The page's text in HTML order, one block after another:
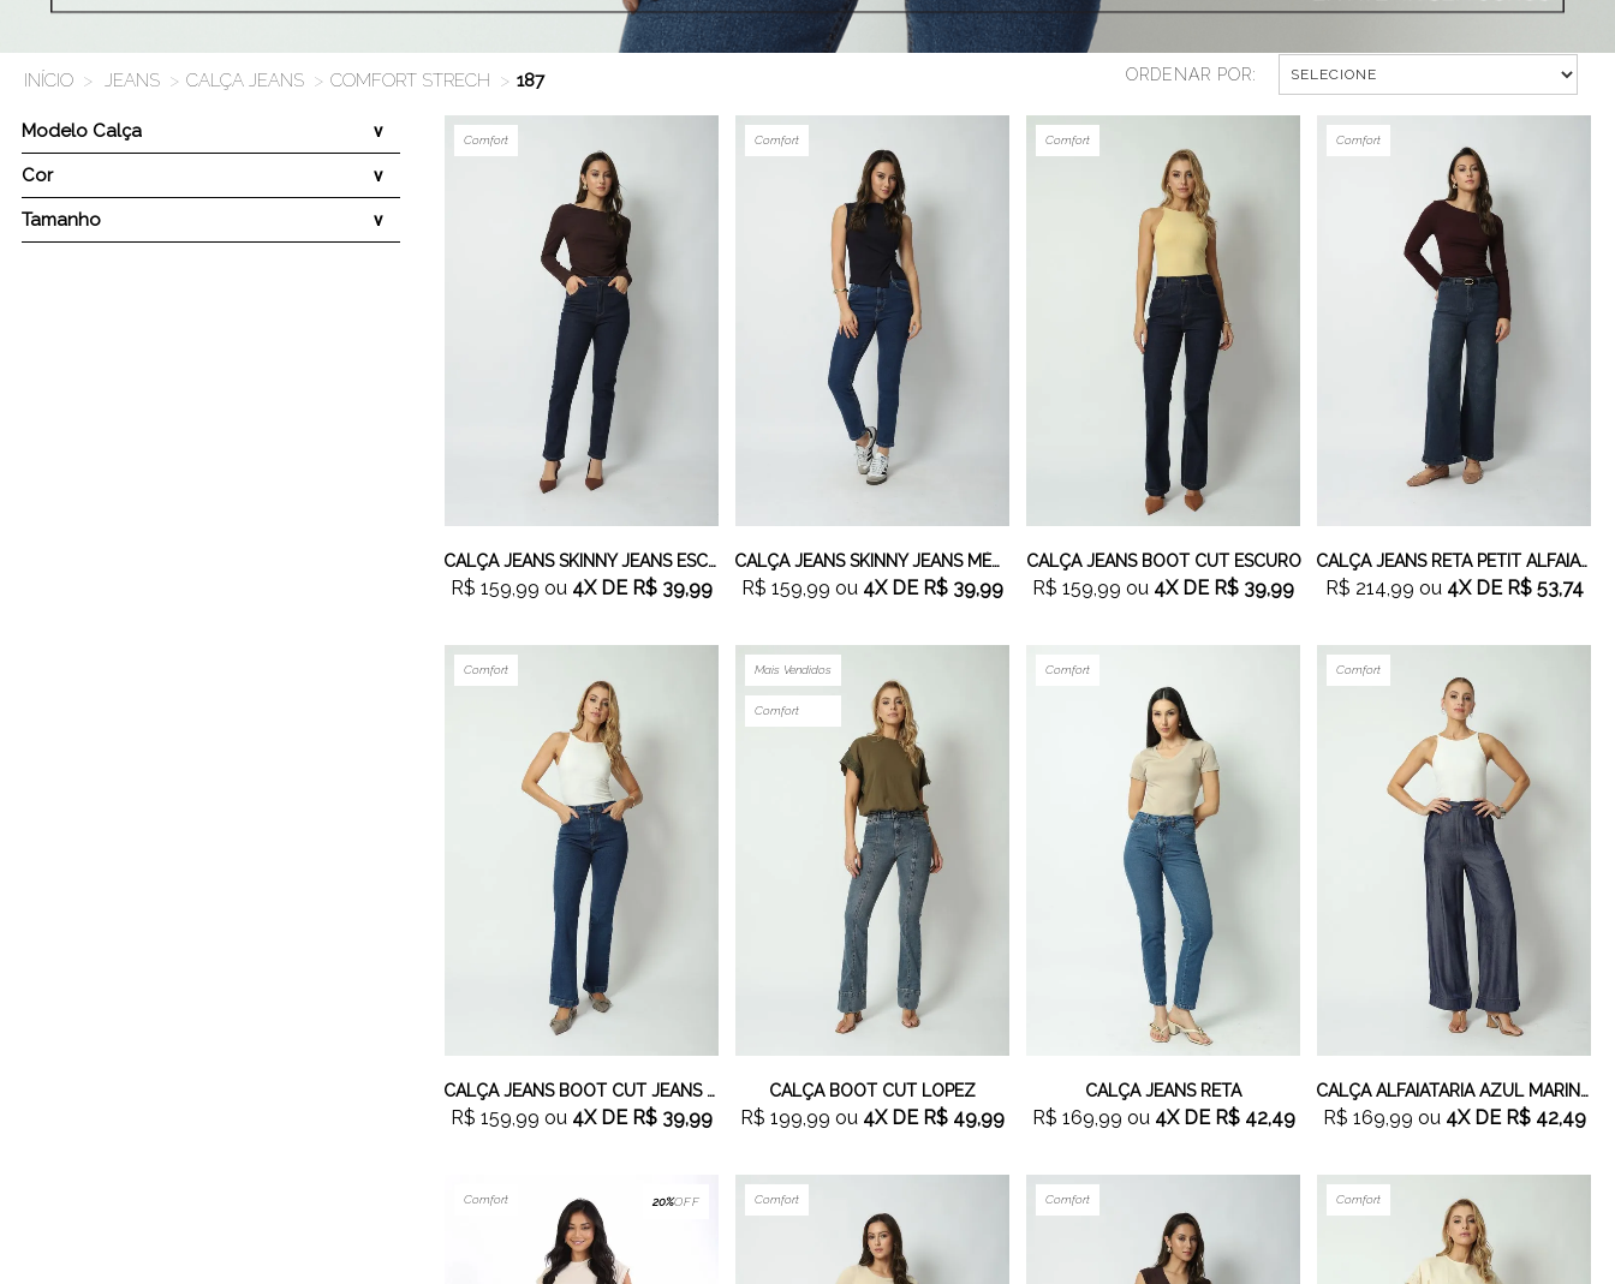
JEANS CALÇA JEANS COMFORT STRECH 187
Modelo Calça
Cor
Tamanho
ORDENAR POR:
Comfort
CALÇA JEANS SKINNY JEANS ESCURO
R$ 159,99 ou 4XDE R$ 39,99
Comfort
CALÇA JEANS SKINNY JEANS MÉDIO
R$ 159,99 ou 4XDE R$ 39,99
Comfort
CALÇA JEANS BOOT CUT ESCURO
R$ 159,99 ou 4XDE R$ 39,99
Comfort
CALÇA JEANS RETA PETIT ALFAIATARIA
R$ 214,99 ou 4XDE R$ 53,74
Comfort
CALÇA JEANS BOOT CUT JEANS MÉDIO
R$ 159,99 ou 4XDE R$ 39,99
Mais Vendidos
Comfort
CALÇA BOOT CUT LOPEZ
R$ 199,99 ou 4XDE R$ 49,99
Comfort
CALÇA JEANS RETA
R$ 169,99 ou 4XDE R$ 42,49
Comfort
CALÇA ALFAIATARIA AZUL MARINHO
R$ 169,99 ou 4XDE R$ 42,49
Comfort 20%OFF Comfort Comfort Comfort